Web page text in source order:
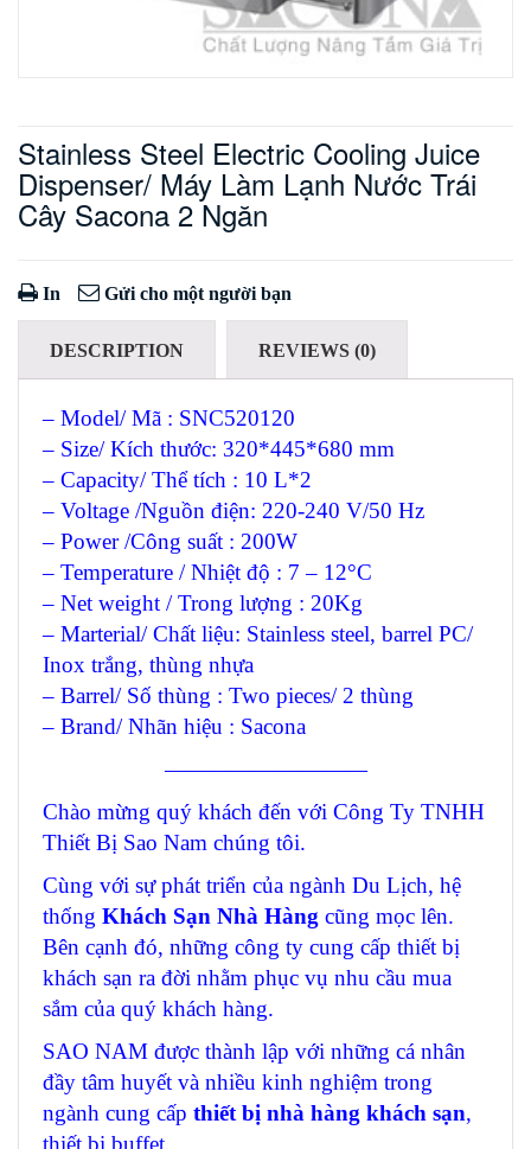
Stainless Steel Electric Cooling Juice
Dispenser/ Máy Làm Lạnh Nước Trái
Cây Sacona 2 Ngăn
In Gửi cho một người bạn
DESCRIPTION REVIEWS (0)
– Model/ Mã : SNC520120
– Size/ Kích thước: 320*445*680 mm
– Capacity/ Thể tích : 10 L*2
– Voltage /Nguồn điện: 220-240 V/50 Hz
– Power /Công suất : 200W
– Temperature / Nhiệt độ : 7 – 12°C
– Net weight / Trong lượng : 20Kg
– Marterial/ Chất liệu: Stainless steel, barrel PC/
Inox trắng, thùng nhựa
– Barrel/ Số thùng : Two pieces/ 2 thùng
– Brand/ Nhãn hiệu : Sacona
—————————
Chào mừng quý khách đến với Công Ty TNHH
Thiết Bị Sao Nam chúng tôi.
Cùng với sự phát triển của ngành Du Lịch, hệ
thống Khách Sạn Nhà Hàng cũng mọc lên.
Bên cạnh đó, những công ty cung cấp thiết bị
khách sạn ra đời nhằm phục vụ nhu cầu mua
sắm của quý khách hàng.
SAO NAM được thành lập với những cá nhân
đầy tâm huyết và nhiều kinh nghiệm trong
ngành cung cấp thiết bị nhà hàng khách sạn,
thiết bị buffet.